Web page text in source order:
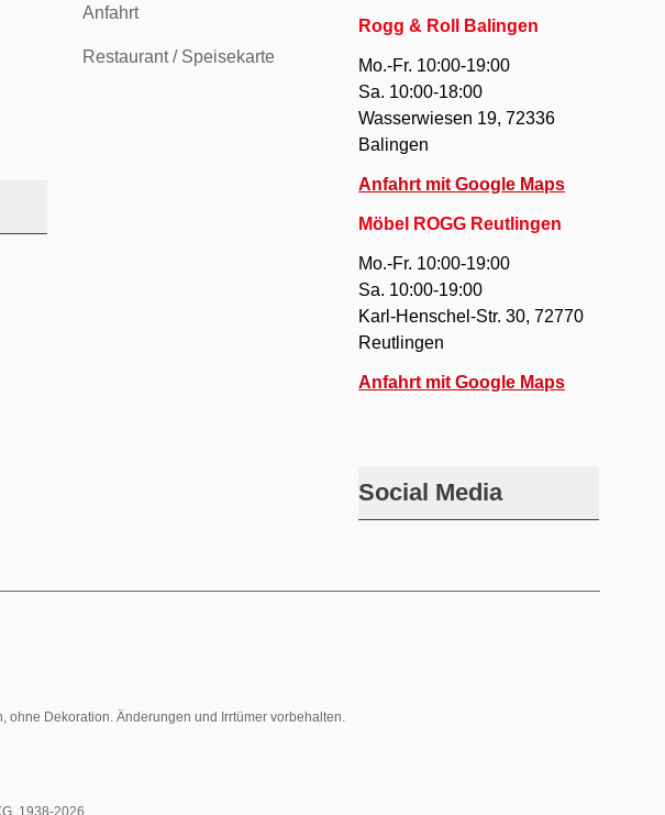
Anfahrt
Restaurant / Speisekarte
Rogg & Roll Balingen
Mo.-Fr. 10:00-19:00
Sa. 10:00-18:00
Wasserwiesen 19, 72336
Balingen
Anfahrt mit Google Maps
Möbel ROGG Reutlingen
Mo.-Fr. 10:00-19:00
Sa. 10:00-19:00
Karl-Henschel-Str. 30, 72770
Reutlingen
Anfahrt mit Google Maps
Social Media
ohne Dekoration. Änderungen und Irrtümer vorbehalten.